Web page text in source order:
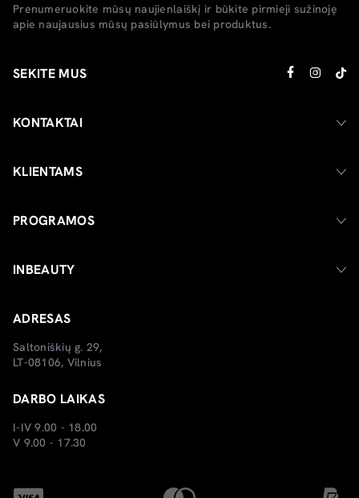
Prenumeruokite mūsų naujienlaiškį ir būkite pirmieji sužinoję
apie naujausius mūsų pasiūlymus bei produktus.
SEKITE MUS
KONTAKTAI
KLIENTAMS
PROGRAMOS
INBEAUTY
ADRESAS
Saltoniškių g. 29,
LT-08106, Vilnius
DARBO LAIKAS
I-IV 9.00 - 18.00
V 9.00 - 17.30